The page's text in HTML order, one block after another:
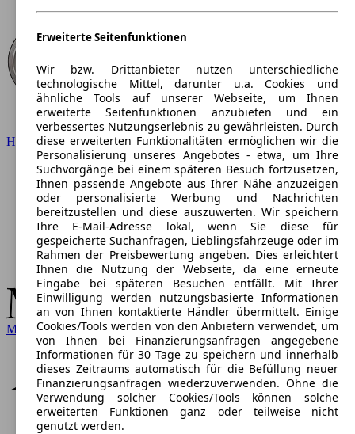
Hyundai
Mercedes-Benz
Erweiterte Seitenfunktionen
Wir bzw. Drittanbieter nutzen unterschiedliche
technologische Mittel, darunter u.a. Cookies und
ähnliche Tools auf unserer Webseite, um Ihnen
erweiterte Seitenfunktionen anzubieten und ein
verbessertes Nutzungserlebnis zu gewährleisten. Durch
diese erweiterten Funktionalitäten ermöglichen wir die
Personalisierung unseres Angebotes - etwa, um Ihre
Suchvorgänge bei einem späteren Besuch fortzusetzen,
Ihnen passende Angebote aus Ihrer Nähe anzuzeigen
oder personalisierte Werbung und Nachrichten
bereitzustellen und diese auszuwerten. Wir speichern
Ihre E-Mail-Adresse lokal, wenn Sie diese für
gespeicherte Suchanfragen, Lieblingsfahrzeuge oder im
Rahmen der Preisbewertung angeben. Dies erleichtert
Ihnen die Nutzung der Webseite, da eine erneute
Eingabe bei späteren Besuchen entfällt. Mit Ihrer
Einwilligung werden nutzungsbasierte Informationen
an von Ihnen kontaktierte Händler übermittelt. Einige
Cookies/Tools werden von den Anbietern verwendet, um
von Ihnen bei Finanzierungsanfragen angegebene
Informationen für 30 Tage zu speichern und innerhalb
dieses Zeitraums automatisch für die Befüllung neuer
Finanzierungsanfragen wiederzuverwenden. Ohne die
Verwendung solcher Cookies/Tools können solche
erweiterten Funktionen ganz oder teilweise nicht
genutzt werden.